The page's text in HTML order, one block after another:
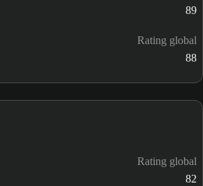
89
Rating global
88
Rating global
82